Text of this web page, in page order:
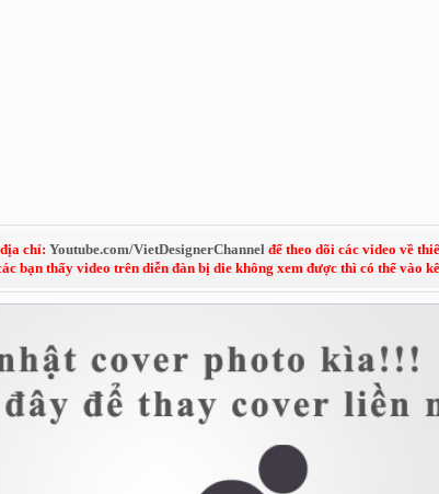
chỉ: Youtube.com/VietDesignerChannel để theo dõi các video về
bạn thấy video trên diễn đàn bị die không xem được thì có thể vào